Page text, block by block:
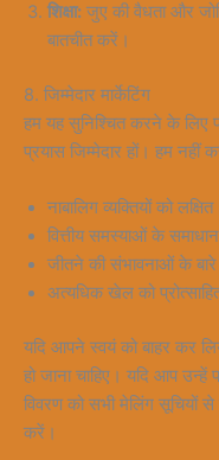
शिक्षा: जुए की वैधता और
बातचीत करें।
8. जिम्मेदार मार्केटिंग
हम यह सुनिश्चित करने के लिए
प्रयास जिम्मेदार हों। हम नहीं
नाबालिग व्यक्तियों को
वित्तीय समस्याओं के
जीतने की संभावनाओं के बारे
अत्यधिक खेल को
यदि आपने स्वयं को बाहर कर
हो जाना चाहिए। यदि आप
विवरण को सभी मेलिंग सूचियों
करें।